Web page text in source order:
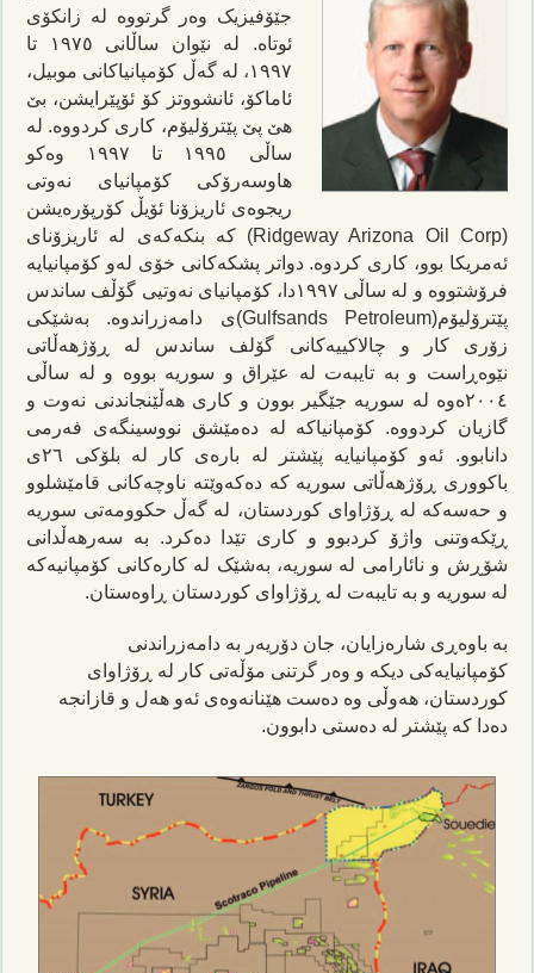
جێۆفیزیک وەر گرتووە لە زانکۆی
ئوتاه. لە نێوان ساڵانی ١٩٧٥ تا
١٩٩٧، لە گەڵ کۆمپانیاکانی موبیل،
ئاماکۆ، ئانشووتز کۆ ئۆپێرایشن، بێ
هێ پێ پێترۆلیۆم، کاری کردووە. لە
ساڵی ١٩٩٥ تا ١٩٩٧ وەکو
هاوسەرۆکی کۆمپانیای نەوتی
ریجوەی ئاریزۆنا ئۆیڵ کۆرپۆرەیشن
(Ridgeway Arizona Oil Corp) کە بنکەکەی لە ئاریزۆنای
ئەمریکا بوو، کاری کردوە. دواتر پشکەکانی خۆی لەو کۆمپانیایە
فرۆشتووە و لە ساڵی ١٩٩٧دا، کۆمپانیای نەوتیی گۆڵف ساندس
پێترۆلیۆم(Gulfsands Petroleum)ی دامەزراندوە. بەشێکی
زۆری کار و چالاکییەکانی گۆلف ساندس لە ڕۆژهەڵاتی
نێوەڕاست و بە تایبەت لە عێراق و سوریە بووە و لە ساڵی
٢٠٠٤ەوە لە سوریە جێگیر بوون و کاری هەڵێنجاندنی نەوت و
گازیان کردووە. کۆمپانیاکە لە دەمێشق نووسینگەی فەرمی
دانابوو. ئەو کۆمپانیایە پێشتر لە بارەی کار لە بلۆکی ٢٦ی
باکووری ڕۆژهەڵاتی سوریە کە دەکەوێتە ناوچەکانی قامێشلوو
و حەسەکە لە ڕۆژاوای کوردستان، لە گەڵ حکوومەتی سوریە
ڕێکەوتنی واژۆ کردبوو و کاری تێدا دەکرد. بە سەرهەڵدانی
شۆڕش و نائارامی لە سوریە، بەشێک لە کارەکانی کۆمپانیەکە
لە سوریە و بە تایبەت لە ڕۆژاوای کوردستان ڕاوەستان.
بە باوەڕی شارەزایان، جان دۆریەر بە دامەزراندنی
کۆمپانیایەکی دیکە و وەر گرتنی مۆڵەتی کار لە ڕۆژاوای
کوردستان، هەوڵی وە دەست هێنانەوەی ئەو هەل و قازانجە
دەدا کە پێشتر لە دەستی دابوون.